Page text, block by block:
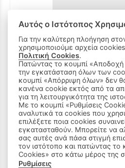
Βερμούδα φούτερ IKKS
49 €
24,50 €
6Ε
Αυτός ο Ιστότοπος
Για την καλύτερη πλοήγηση
χρησιμοποιούμε αρχεία
Πολιτική Cookies.
Πατώντας το κουμπί «Αποδοχή όλων» αποδέχεστε
την εγκατάσταση όλων των
κουμπί «Απόρριψη όλων» δεν
κανένα cookie εκτός από τα
για τη λειτουργικότητα της
Με το κουμπί «Ρυθμίσεις
αναλυτικά τα cookies που
επιλέξετε ποια cookies
εγκατασταθούν. Μπορείτε να
σας αυτές ανά πάσα στιγμή
τον ιστότοπο και πατώντας το
Cookies» στο κάτω μέρος της
Ρυθμίσεις